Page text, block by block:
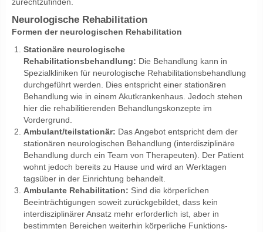
Neurologische Rehabilitation
Formen der neurologischen Rehabilitation
Stationäre neurologische
Rehabilitationsbehandlung: Die Behandlung kann in
Spezialkliniken für neurologische Rehabilitationsbehandlung
durchgeführt werden. Dies entspricht einer stationären
Behandlung wie in einem Akutkrankenhaus. Jedoch stehen
hier die rehabilitierenden Behandlungskonzepte im
Vordergrund.
Ambulant/teilstationär: Das Angebot entspricht dem der
stationären neurologischen Behandlung (interdisziplinäre
Behandlung durch ein Team von Therapeuten). Der Patient
wohnt jedoch bereits zu Hause und wird an Werktagen
tagsüber in der Einrichtung behandelt.
Ambulante Rehabilitation: Sind die körperlichen
Beeinträchtigungen soweit zurückgebildet, dass kein
interdisziplinärer Ansatz mehr erforderlich ist, aber in
bestimmten Bereichen weiterhin körperliche Funktions-